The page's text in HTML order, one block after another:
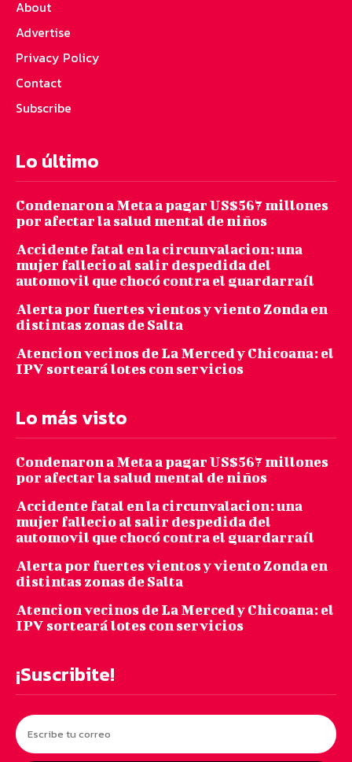
About
Advertise
Privacy Policy
Contact
Subscribe
Lo último
Condenaron a Meta a pagar US$567 millones
por afectar la salud mental de niños
Accidente fatal en la circunvalacion: una
mujer fallecio al salir despedida del
automovil que chocó contra el guardarraíl
Alerta por fuertes vientos y viento Zonda en
distintas zonas de Salta
Atencion vecinos de La Merced y Chicoana: el
IPV sorteará lotes con servicios
Lo más visto
Condenaron a Meta a pagar US$567 millones
por afectar la salud mental de niños
Accidente fatal en la circunvalacion: una
mujer fallecio al salir despedida del
automovil que chocó contra el guardarraíl
Alerta por fuertes vientos y viento Zonda en
distintas zonas de Salta
Atencion vecinos de La Merced y Chicoana: el
IPV sorteará lotes con servicios
¡Suscribite!